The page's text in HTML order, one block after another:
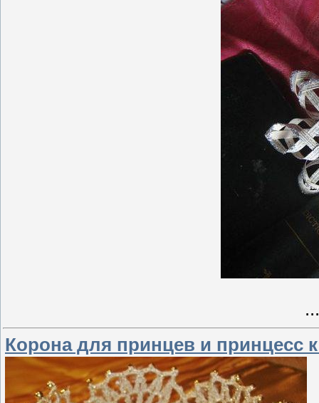
Корона для принцев и принцесс